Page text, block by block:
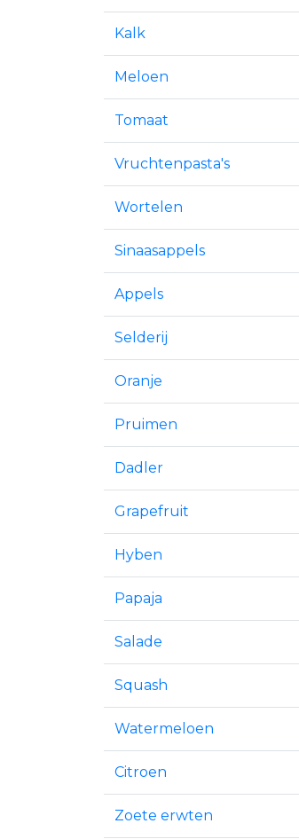
Kalk
Meloen
Tomaat
Vruchtenpasta's
Wortelen
Sinaasappels
Appels
Selderij
Oranje
Pruimen
Dadler
Grapefruit
Hyben
Papaja
Salade
Squash
Watermeloen
Citroen
Zoete erwten